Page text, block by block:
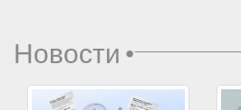
Новости•